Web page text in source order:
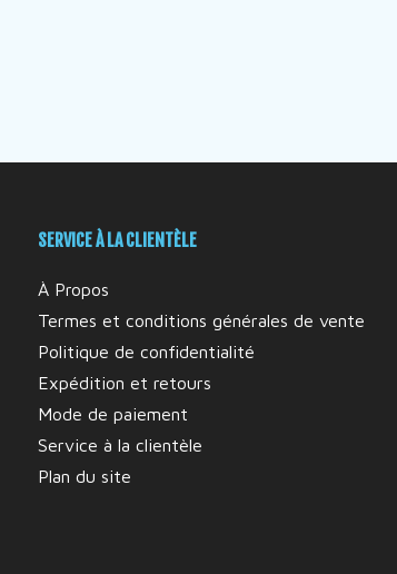
SERVICE À LA CLIENTÈLE
À Propos
Termes et conditions générales de vente
Politique de confidentialité
Expédition et retours
Mode de paiement
Service à la clientèle
Plan du site